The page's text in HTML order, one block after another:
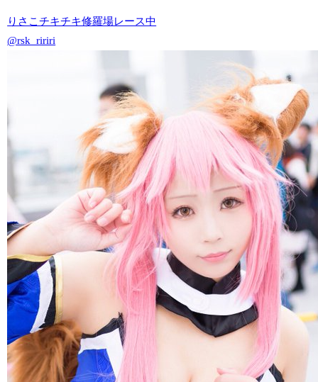
りさこチキチキ修羅場レース中
@rsk_ririri